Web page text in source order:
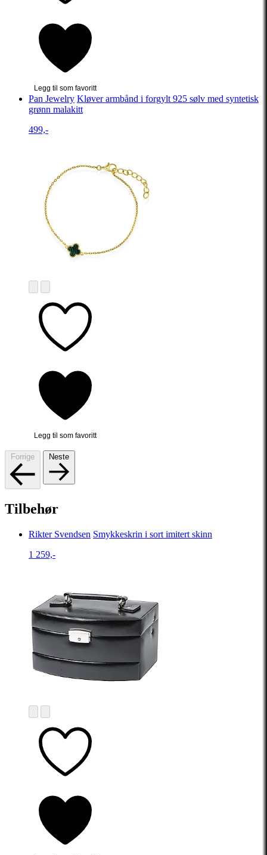
Legg til som favoritt
Pan Jewelry Kløver armbånd i forgylt 925 sølv med syntetisk
grønn malakitt
499,-
Legg til som favoritt
Forrige Neste
Tilbehør
Rikter Svendsen Smykkeskrin i sort imitert skinn
1 259,-